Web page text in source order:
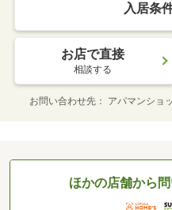
入居条
お店で直接
相談する
お問い合わせ先 アパマンショ
ほかの店舗から